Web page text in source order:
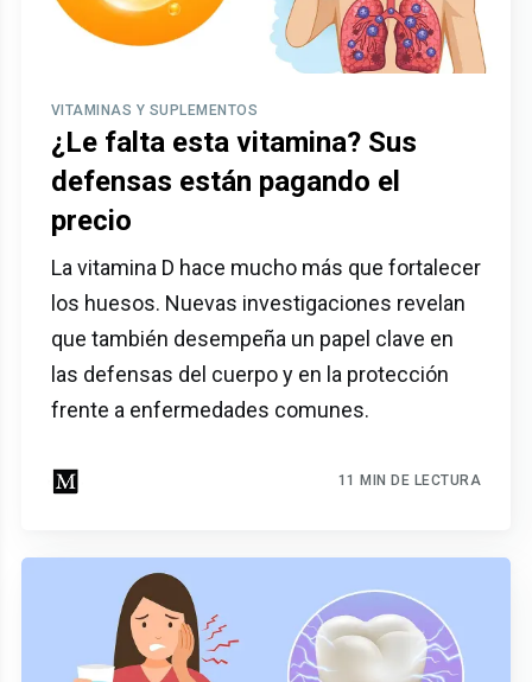
VITAMINAS Y SUPLEMENTOS
¿Le falta esta vitamina? Sus
defensas están pagando el
precio
La vitamina D hace mucho más que fortalecer
los huesos. Nuevas investigaciones revelan
que también desempeña un papel clave en
las defensas del cuerpo y en la protección
frente a enfermedades comunes.
11 MIN DE LECTURA